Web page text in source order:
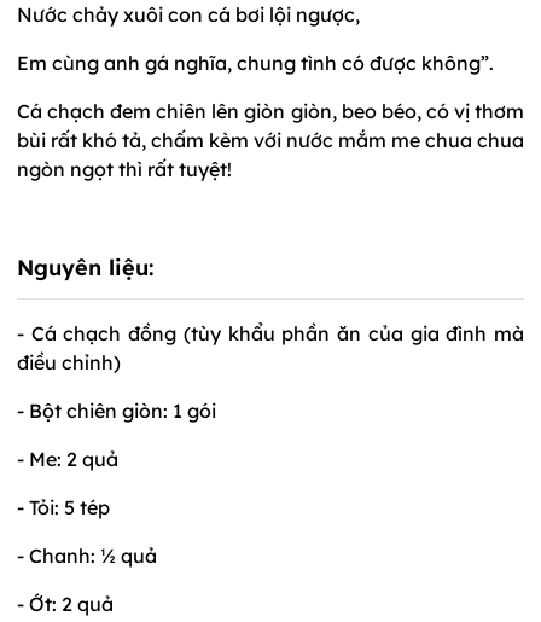
Nước chảy xuôi con cá bơi lội ngược,
Em cùng anh gá nghĩa, chung tình có được không”.
Cá chạch đem chiên lên giòn giòn, beo béo, có vị thơm
bùi rất khó tả, chấm kèm với nước mắm me chua chua
ngòn ngọt thì rất tuyệt!
Nguyên liệu:
- Cá chạch đồng (tùy khẩu phần ăn của gia đình mà
điều chỉnh)
- Bột chiên giòn: 1 gói
- Me: 2 quả
- Tỏi: 5 tép
- Chanh: ½ quả
- Ớt: 2 quả